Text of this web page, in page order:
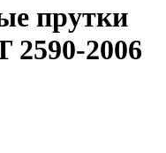
прутки
2006